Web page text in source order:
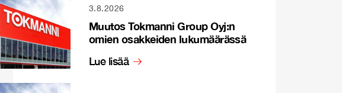
3.8.2026
Muutos Tokmanni Group Oyj:n
omien osakkeiden lukumäärässä
Lue lisää